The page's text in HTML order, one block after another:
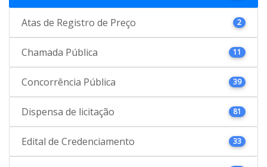
Atas de Registro de Preço 2
Chamada Pública 11
Concorrência Pública 39
Dispensa de licitação 81
Edital de Credenciamento 33